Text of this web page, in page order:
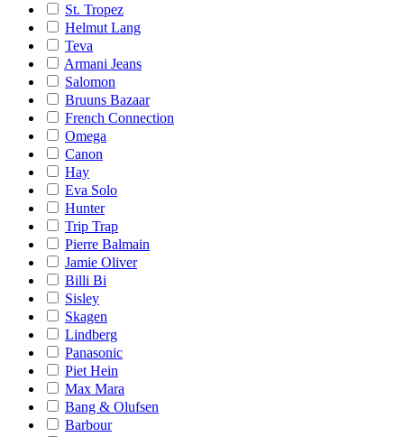
St. Tropez
Helmut Lang
Teva
Armani Jeans
Salomon
Bruuns Bazaar
French Connection
Omega
Canon
Hay
Eva Solo
Hunter
Trip Trap
Pierre Balmain
Jamie Oliver
Billi Bi
Sisley
Skagen
Lindberg
Panasonic
Piet Hein
Max Mara
Bang & Olufsen
Barbour